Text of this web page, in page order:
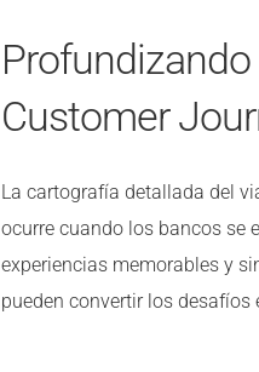
Customer
La cartografía detallada del
ocurre cuando los bancos se
experiencias memorables y
pueden convertir los